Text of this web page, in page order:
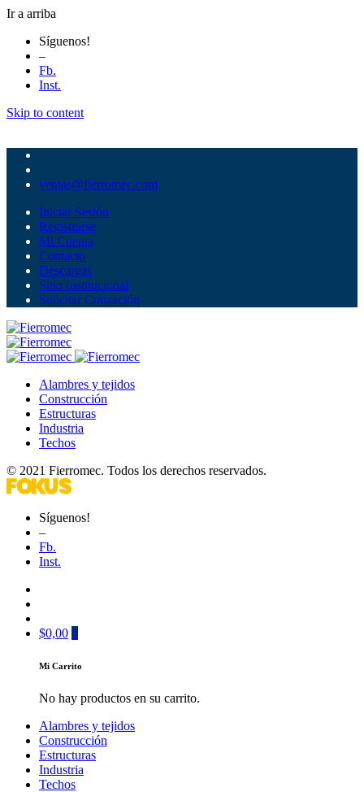
Ir a arriba
Síguenos!
–
Fb.
Inst.
Skip to content
ventas@fierromec.com
Iniciar Sesión
Registrarse
Mi Cuenta
Contacto
Descargas
Sitio Institucional
Solicitar Cotización
Alambres y tejidos
Construcción
Estructuras
Industria
Techos
© 2021 Fierromec. Todos los derechos reservados.
Síguenos!
–
Fb.
Inst.
$0,00 0
Mi Carrito
No hay productos en su carrito.
Alambres y tejidos
Construcción
Estructuras
Industria
Techos